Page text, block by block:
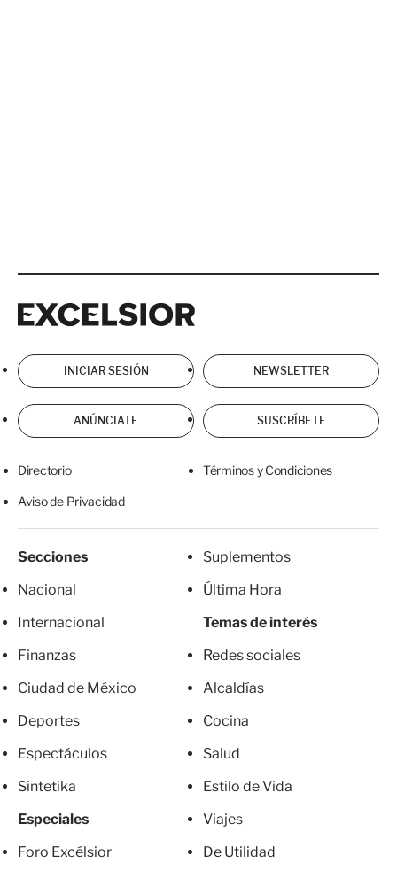
INICIAR SESIÓN NEWSLETTER
ANÚNCIATE SUSCRÍBETE
Directorio Términos y Condiciones
Aviso de Privacidad
Secciones
Nacional
Internacional
Finanzas
Ciudad de México
Deportes
Espectáculos
Sintetika
Especiales
Foro Excélsior
Suplementos
Última Hora
Temas de interés
Redes sociales
Alcaldías
Cocina
Salud
Estilo de Vida
Viajes
De Utilidad